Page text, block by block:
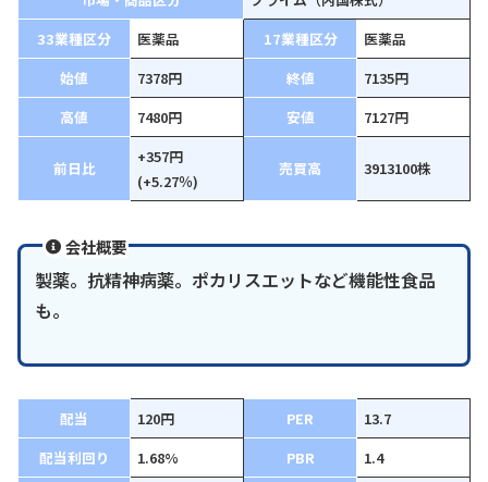
33業種区分
医薬品 17業種区分
医薬品
始値
7378円 終値
7135円
高値
7480円 安値 7127円
前日比
+357円
(+5.27％)
売買高 3913100株
会社概要
製薬。抗精神病薬。ポカリスエットなど機能性食品
も。
配当 120円 PER
13.7
配当利回り
1.68% PBR
1.4